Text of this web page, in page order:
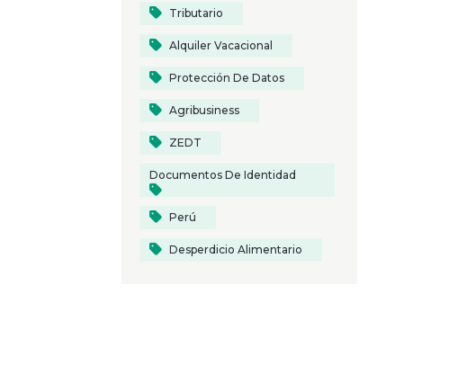
Tributario
Alquiler Vacacional
Protección De Datos
Agribusiness
ZEDT
Documentos De Identidad
Perú
Desperdicio Alimentario